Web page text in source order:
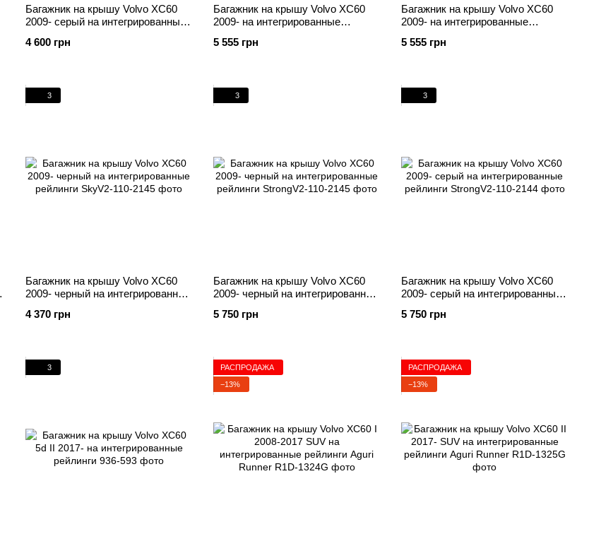
Багажник на крышу Volvo XC60
2009- серый на интегрированные
4 600 грн
Багажник на крышу Volvo XC60
2009- на интегрированные
5 555 грн
Багажник на крышу Volvo XC60
2009- на интегрированные
5 555 грн
3
Багажник на крышу Volvo XC60
2009- черный на интегрированные
4 370 грн
3
Багажник на крышу Volvo XC60
2009- черный на интегрированные
5 750 грн
3
Багажник на крышу Volvo XC60
2009- серый на интегрированные
5 750 грн
3
РАСПРОДАЖА
−13%
РАСПРОДАЖА
−13%